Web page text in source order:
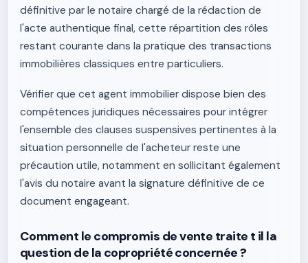
définitive par le notaire chargé de la rédaction de
l'acte authentique final, cette répartition des rôles
restant courante dans la pratique des transactions
immobilières classiques entre particuliers.
Vérifier que cet agent immobilier dispose bien des
compétences juridiques nécessaires pour intégrer
l'ensemble des clauses suspensives pertinentes à la
situation personnelle de l'acheteur reste une
précaution utile, notamment en sollicitant également
l'avis du notaire avant la signature définitive de ce
document engageant.
Comment le compromis de vente traite t il la
question de la copropriété concernée ?